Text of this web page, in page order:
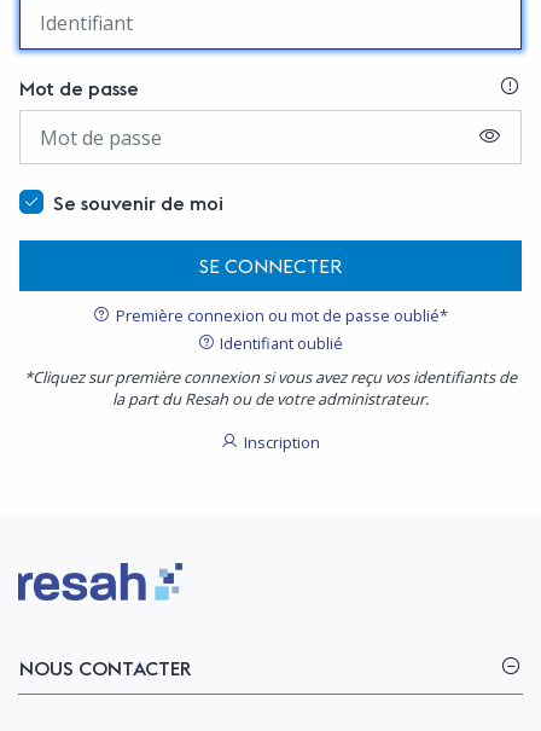
Mot de passe
Se souvenir de moi
SE CONNECTER
Première connexion ou mot de passe oublié*
Identifiant oublié
*Cliquez sur première connexion si vous avez reçu vos identifiants de
la part du Resah ou de votre administrateur.
Inscription
Logo Resah
NOUS CONTACTER